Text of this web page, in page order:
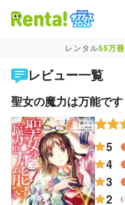
レンタル55万冊
レビュー一覧
聖女の魔力は万能です
5
4
3
2